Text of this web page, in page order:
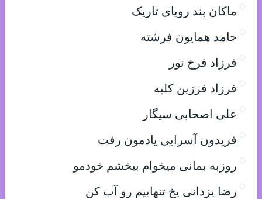
ماکان بند رویای تاریک
حامد همایون فرشته
فرزاد فرخ نور
فرزاد فرزین کلبه
علی اصحابی سیگار
فریدون آسرایی یادمون رفت
روزبه بمانی میخوام ببخشم خودمو
رضا یزدانی یخ تنهاییم رو آب کن